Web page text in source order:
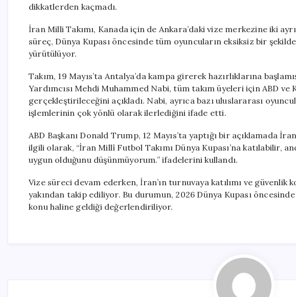
dikkatlerden kaçmadı.
İran Milli Takımı, Kanada için de Ankara’daki vize merkezine iki
süreç, Dünya Kupası öncesinde tüm oyuncuların eksiksiz bir
yürütülüyor.
Takım, 19 Mayıs’ta Antalya’da kampa girerek hazırlıklarına
Yardımcısı Mehdi Muhammed Nabi, tüm takım üyeleri için ABD ve
gerçekleştirileceğini açıkladı. Nabi, ayrıca bazı uluslararası
işlemlerinin çok yönlü olarak ilerlediğini ifade etti.
ABD Başkanı Donald Trump, 12 Mayıs’ta yaptığı bir açıklamada
ilgili olarak, “İran Millî Futbol Takımı Dünya Kupası’na katılabilir,
uygun olduğunu düşünmüyorum.” ifadelerini kullandı.
Vize süreci devam ederken, İran’ın turnuvaya katılımı ve güvenlik
yakından takip ediliyor. Bu durumun, 2026 Dünya Kupası
konu haline geldiği değerlendiriliyor.